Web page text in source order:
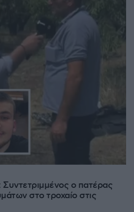
Συντετριμμένος ο πατέρας
στο τροχαίο στις